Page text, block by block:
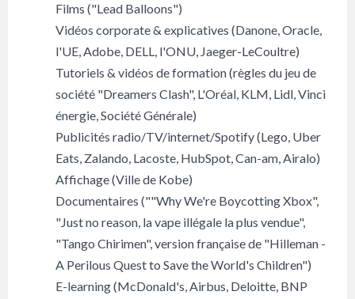
Films ("Lead Balloons")
Vidéos corporate & explicatives (Danone, Oracle,
l'UE, Adobe, DELL, l'ONU, Jaeger-LeCoultre)
Tutoriels & vidéos de formation (règles du jeu de
société "Dreamers Clash", L'Oréal, KLM, Lidl, Vinci
énergie, Société Générale)
Publicités radio/TV/internet/Spotify (Lego, Uber
Eats, Zalando, Lacoste, HubSpot, Can-am, Airalo)
Affichage (Ville de Kobe)
Documentaires (""Why We're Boycotting Xbox",
"Just no reason, la vape illégale la plus vendue",
"Tango Chirimen", version française de "Hilleman -
A Perilous Quest to Save the World's Children")
E-learning (McDonald's, Airbus, Deloitte, BNP